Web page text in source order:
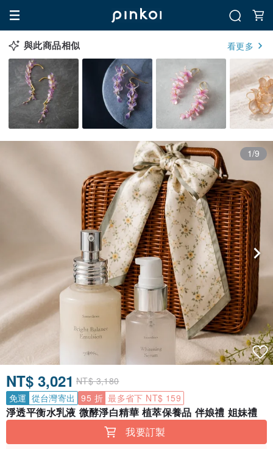
與此商品相似 看更多
1/9
NT$ 3,021 NT$ 3,180
免運 從台灣寄出 95 折 最多省下 NT$ 159
淨透平衡水乳液 微酵淨白精華 植萃保養品 伴娘禮 姐妹禮
我要訂製